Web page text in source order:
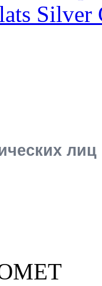
Silver
лиц